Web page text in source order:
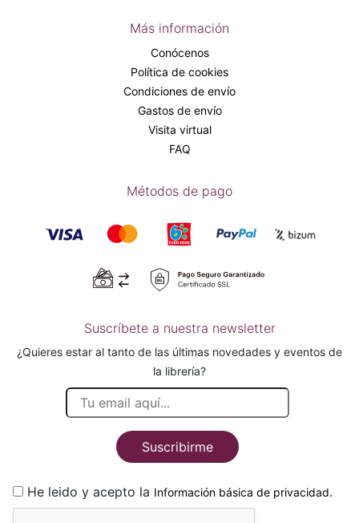
Más información
Conócenos
Política de cookies
Condiciones de envío
Gastos de envío
Visita virtual
FAQ
Métodos de pago
Suscríbete a nuestra newsletter
¿Quieres estar al tanto de las últimas novedades y eventos de
la librería?
Suscribirme
He leido y acepto la Información básica de privacidad.